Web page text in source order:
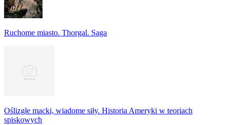
Ruchome miasto. Thorgal. Saga
Oślizgłe macki, wiadome siły. Historia Ameryki w teoriach
spiskowych